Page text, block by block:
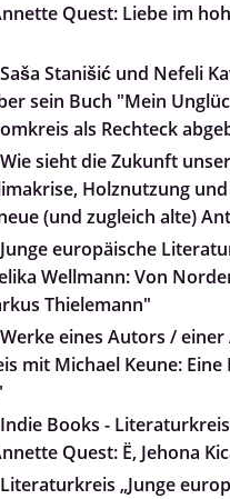
Quest: Liebe im
Saša Stanišić und Nefeli
sein Buch "Mein
als Rechteck
Wie sieht die Zukunft
Holznutzung
(und zugleich alte)
Junge europäische
Wellmann: Von
Thielemann"
Werke eines Autors /
mit Michael Keune: Eine
Indie Books -
Quest: Ë, Jehona
Literaturkreis „Junge